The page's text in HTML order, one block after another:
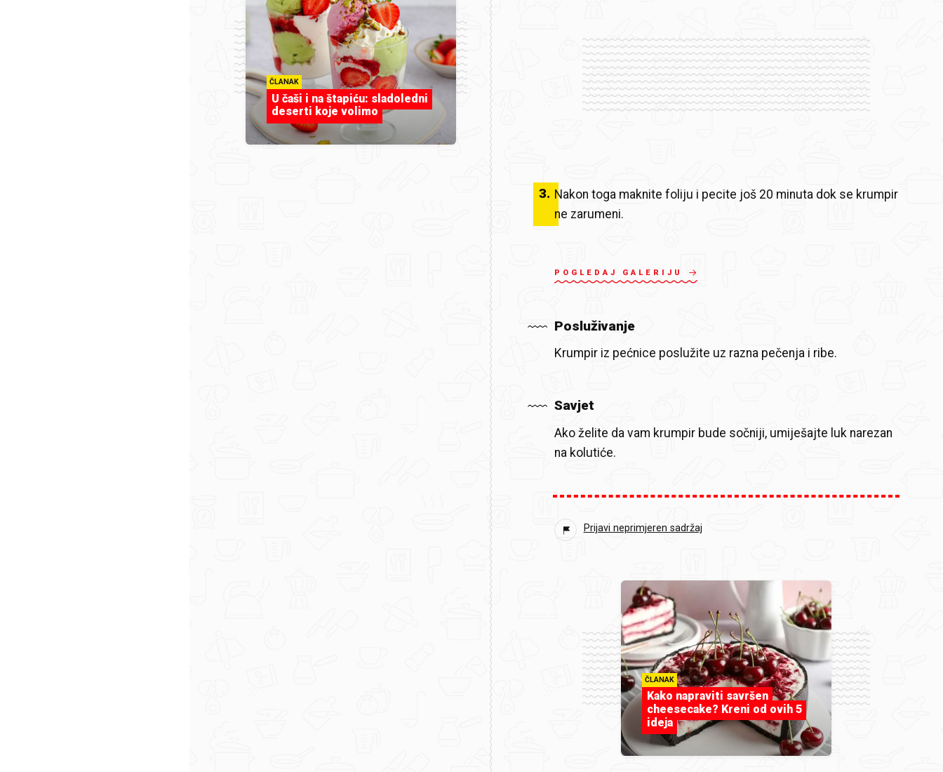
ČLANAK
U čaši i na štapiću: sladoledni
deserti koje volimo
3. Nakon toga maknite foliju i pecite još 20 minuta dok se krumpir
ne zarumeni.
POGLEDAJ GALERIJU
Posluživanje
Krumpir iz pećnice poslužite uz razna pečenja i ribe.
Savjet
Ako želite da vam krumpir bude sočniji, umiješajte luk narezan
na kolutiće.
Prijavi neprimjeren sadržaj
ČLANAK
Kako napraviti savršen
cheesecake? Kreni od ovih 5
ideja